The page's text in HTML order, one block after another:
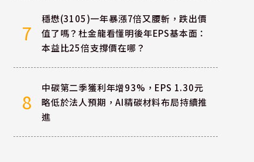
7
穩懋(3105)一年暴漲7倍又腰斬，跌出價
值了嗎？杜金龍看懂明後年EPS基本面：
本益比25倍支撐價在哪？
8
中碳第二季獲利年增93%，EPS 1.30元
略低於法人預期，AI精碳材料布局持續推
進